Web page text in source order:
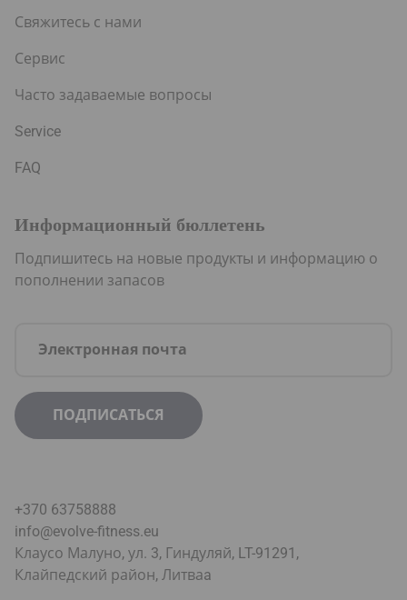
Свяжитесь с нами
Сервис
Часто задаваемые вопросы
Service
FAQ
Информационный бюллетень
Подпишитесь на новые продукты и информацию о
пополнении запасов
+370 63758888
info@evolve-fitness.eu
Клаусо Малуно, ул. 3, Гиндуляй, LT-91291,
Клайпедский район, Литваa